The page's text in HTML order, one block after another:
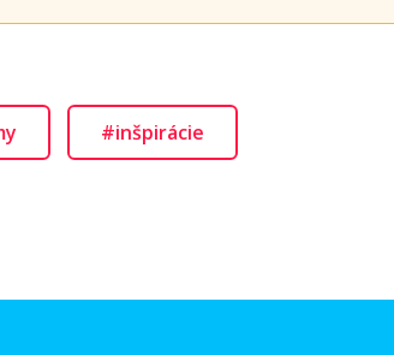
#inšpirácie